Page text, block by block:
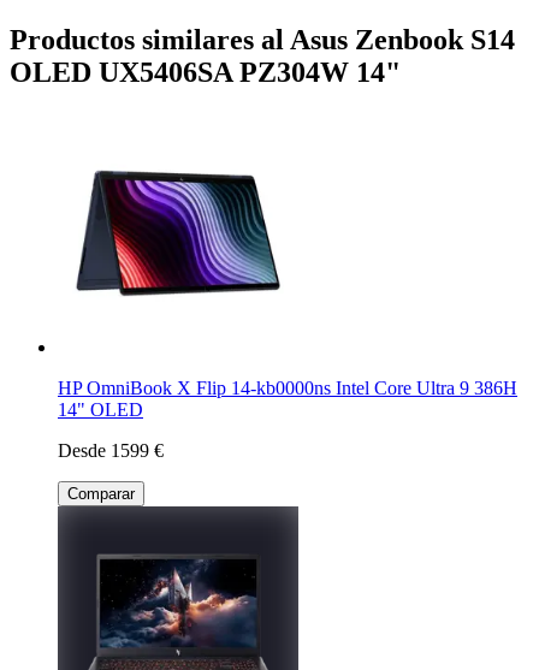
Productos similares al Asus Zenbook S14
OLED UX5406SA PZ304W 14"
HP OmniBook X Flip 14-kb0000ns Intel Core Ultra 9 386H
14" OLED
Desde 1599 €
Comparar